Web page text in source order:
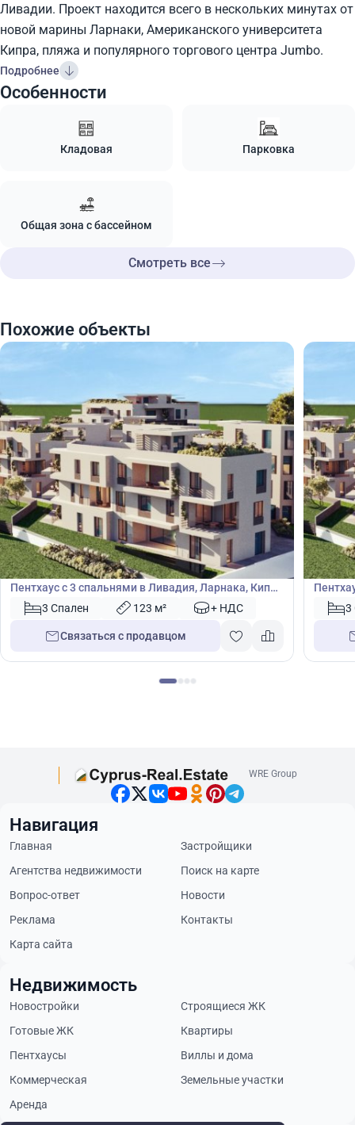
Ливадии. Проект находится всего в нескольких минутах от
новой марины Ларнаки, Американского университета
Кипра, пляжа и популярного торгового центра Jumbo.
Подробнее
Особенности
Кладовая Парковка
Общая зона с бассейном
Смотреть все
Похожие объекты
€430 000
Пентхаус
Пентхаус с 3 спальнями в Ливадия, Ларнака, Кипр
№ 493243 Спален 123 м² + НДС
Связаться с продавцом
€430
№
3
WRE Group
Навигация
Главная
Застройщики
Агентства недвижимости
Поиск на карте
Вопрос-ответ
Новости
Реклама
Контакты
Карта сайта
Недвижимость
Новостройки
Строящиеся ЖК
Готовые ЖК
Квартиры
Пентхаусы
Виллы и дома
Коммерческая
Земельные участки
Аренда